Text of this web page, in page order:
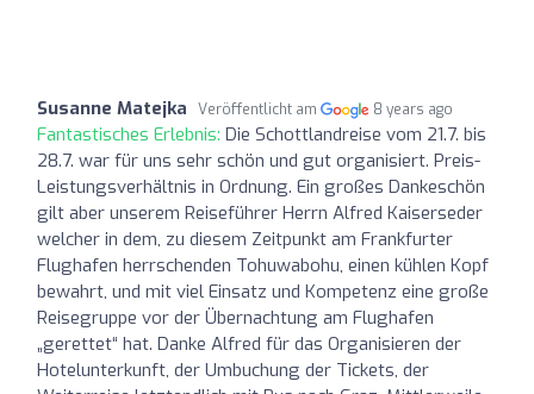
Susanne Matejka Veröffentlicht am 8 years ago
Fantastisches Erlebnis: Die Schottlandreise vom 21.7. bis
28.7. war für uns sehr schön und gut organisiert. Preis-
Leistungsverhältnis in Ordnung. Ein großes Dankeschön
gilt aber unserem Reiseführer Herrn Alfred Kaiserseder
welcher in dem, zu diesem Zeitpunkt am Frankfurter
Flughafen herrschenden Tohuwabohu, einen kühlen Kopf
bewahrt, und mit viel Einsatz und Kompetenz eine große
Reisegruppe vor der Übernachtung am Flughafen
„gerettet“ hat. Danke Alfred für das Organisieren der
Hotelunterkunft, der Umbuchung der Tickets, der